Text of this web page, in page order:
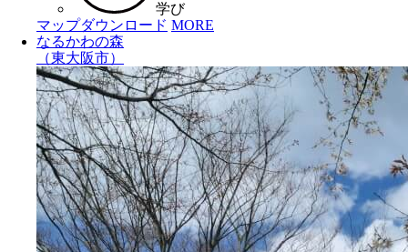
学び
マップダウンロード MORE
なるかわの森
（東大阪市）